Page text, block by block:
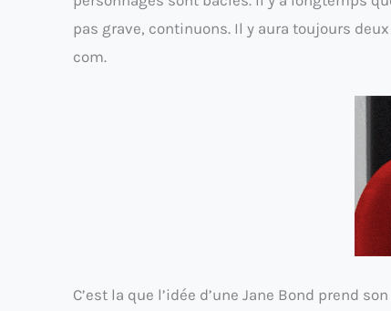
pas grave, continuons. Il y aura toujours
com.
C’est la que l’idée d’une Jane Bond prend